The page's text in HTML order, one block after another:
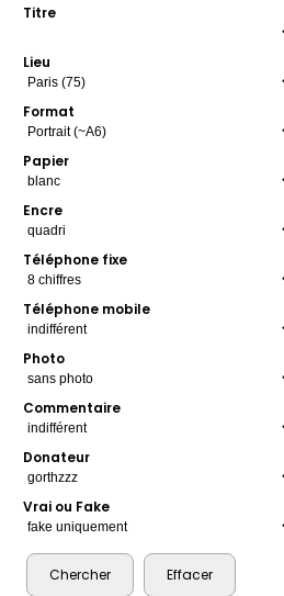
Titre
Lieu
Format
Papier
Encre
Téléphone fixe
Téléphone mobile
Photo
Commentaire
Donateur
Vrai ou Fake